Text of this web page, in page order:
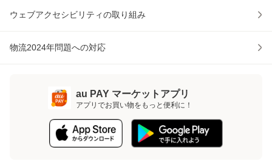
ウェブアクセシビリティの取り組み
物流2024年問題への対応
au PAY マーケットアプリ
アプリでお買い物をもっと便利に！